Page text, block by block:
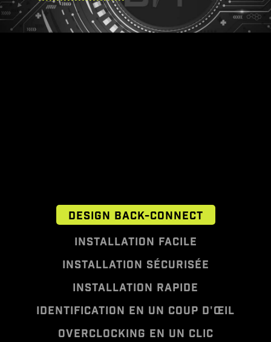
DESIGN BACK-CONNECT
INSTALLATION FACILE
INSTALLATION SÉCURISÉE
INSTALLATION RAPIDE
IDENTIFICATION EN UN COUP D'ŒIL
OVERCLOCKING EN UN CLIC